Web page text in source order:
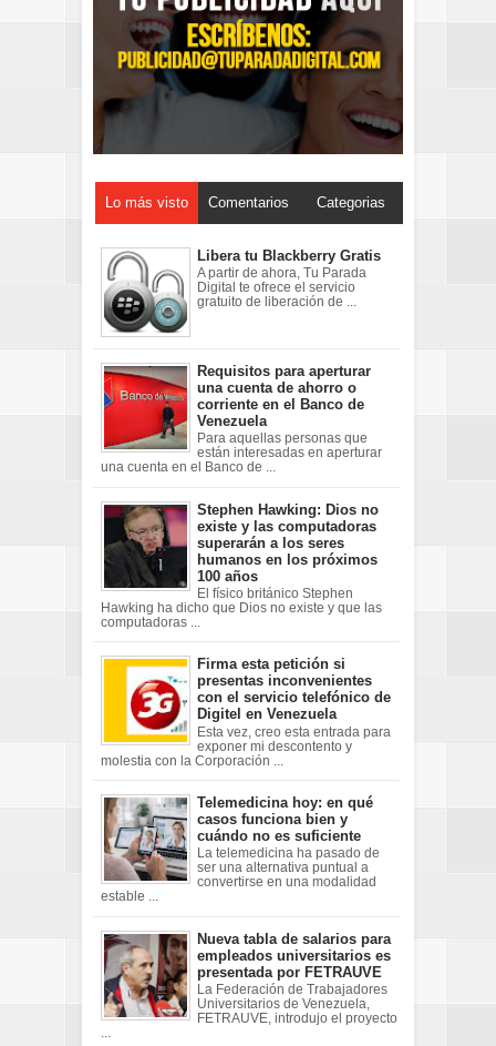
Lo más visto Comentarios Categorias
Libera tu Blackberry Gratis
A partir de ahora, Tu Parada
Digital te ofrece el servicio
gratuito de liberación de ...
Requisitos para aperturar
una cuenta de ahorro o
corriente en el Banco de
Venezuela
Para aquellas personas que
están interesadas en aperturar
una cuenta en el Banco de ...
Stephen Hawking: Dios no
existe y las computadoras
superarán a los seres
humanos en los próximos
100 años
El físico británico Stephen
Hawking ha dicho que Dios no existe y que las
computadoras ...
Firma esta petición si
presentas inconvenientes
con el servicio telefónico de
Digitel en Venezuela
Esta vez, creo esta entrada para
exponer mi descontento y
molestia con la Corporación ...
Telemedicina hoy: en qué
casos funciona bien y
cuándo no es suficiente
La telemedicina ha pasado de
ser una alternativa puntual a
convertirse en una modalidad
estable ...
Nueva tabla de salarios para
empleados universitarios es
presentada por FETRAUVE
La Federación de Trabajadores
Universitarios de Venezuela,
FETRAUVE, introdujo el proyecto